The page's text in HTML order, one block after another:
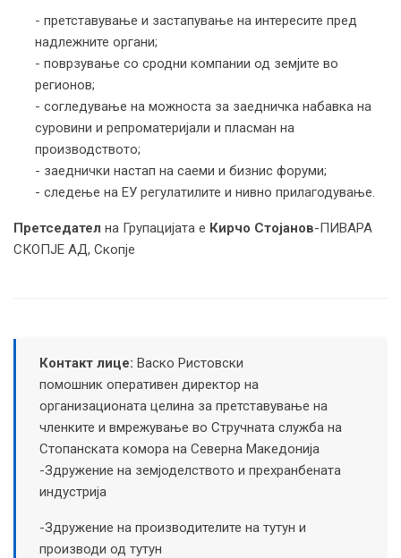
- претставување и застапување на интересите пред
надлежните органи;
- поврзување со сродни компании од земјите во
регионов;
- согледување на можноста за заедничка набавка на
суровини и репроматеријали и пласман на
производството;
- заеднички настап на саеми и бизнис форуми;
- следење на ЕУ регулатилите и нивно прилагодување.
Претседател на Групацијата е Кирчо Стојанов-ПИВАРА
СКОПЈЕ АД, Скопје
Контакт лице: Васко Ристовски
помошник оперативен директор на
организационата целина за претставување на
членките и вмрежување во Стручната служба на
Стопанската комора на Северна Македонија
-Здружение на земјоделството и прехранбената
индустрија
-Здружение на производителите на тутун и
производи од тутун